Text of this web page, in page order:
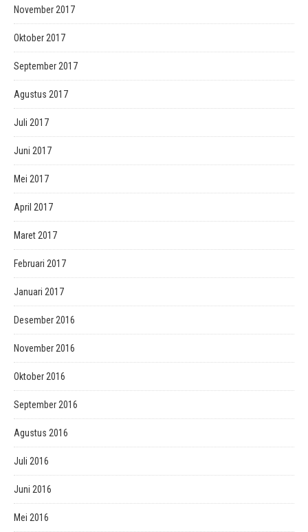
November 2017
Oktober 2017
September 2017
Agustus 2017
Juli 2017
Juni 2017
Mei 2017
April 2017
Maret 2017
Februari 2017
Januari 2017
Desember 2016
November 2016
Oktober 2016
September 2016
Agustus 2016
Juli 2016
Juni 2016
Mei 2016